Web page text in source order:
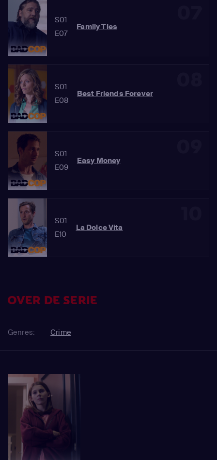
S01
E07
Family Ties
S01
E08
Best Friends Forever
S01
E09
Easy Money
S01
E10
La Dolce Vita
OVER DE SERIE
Genres: Crime